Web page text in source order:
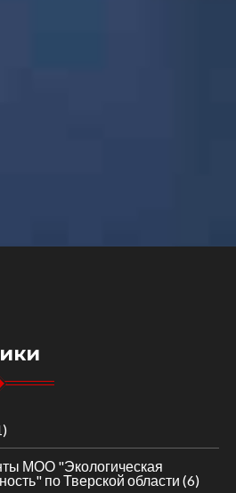
МОО "Экологическая
по Тверской области (6)